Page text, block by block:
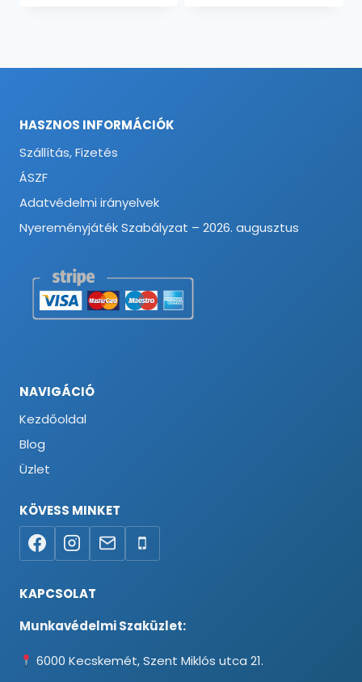
HASZNOS INFORMÁCIÓK
Szállítás, Fizetés
ÁSZF
Adatvédelmi irányelvek
Nyereményjáték Szabályzat – 2026. augusztus
NAVIGÁCIÓ
Kezdőoldal
Blog
Üzlet
KÖVESS MINKET
KAPCSOLAT
Munkavédelmi Szaküzlet:
6000 Kecskemét, Szent Miklós utca 21.